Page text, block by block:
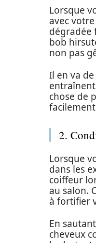
Lorsque
avec
dégradée
bob
non pas
Il en va
chose de
2.
Lorsque
dans les
coiffeur
au salon.
à fortifier
En
cheveux